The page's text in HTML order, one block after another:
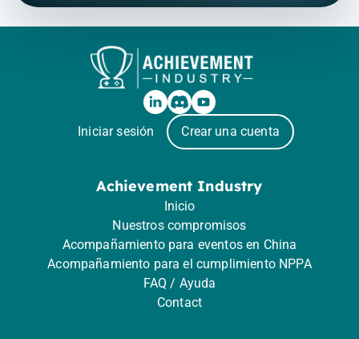
Iniciar sesión Crear una cuenta
Achievement Industry
Inicio
Nuestros compromisos
Acompañamiento para eventos en China
Acompañamiento para el cumplimiento NPPA
FAQ / Ayuda
Contact